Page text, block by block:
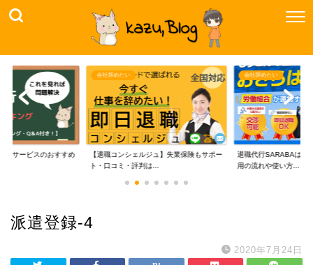
行サービスのおすすめ
会社辞めたい
【退職コンシェルジュ】失業保険もサポー
ト・口コミ・評判は...
会社辞めたい
退職代行SARABAは派
用の流れや使い方...
派遣登録-4
2020年7月24日